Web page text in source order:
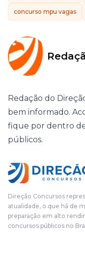
concurso mpu vagas
Redação do
bem informado.
fique por dentro
públicos.
Direção Concursos
atualidade, o que há de
preparação em alto
concursos públicos no